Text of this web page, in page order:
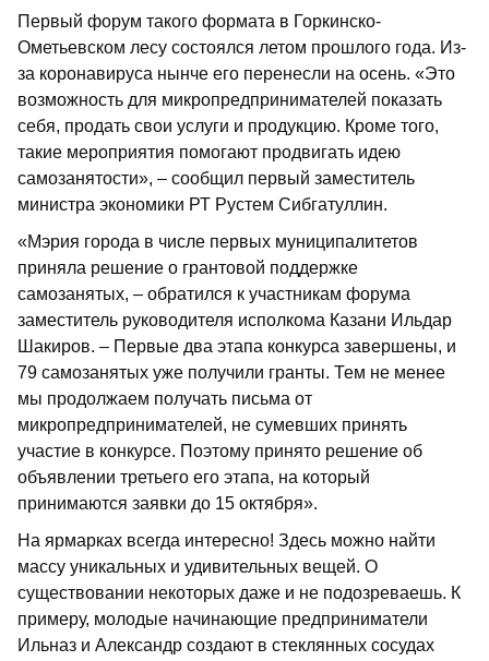
Первый форум такого формата в Горкинско-
Ометьевском лесу состоялся летом прошлого года. Из-
за коронавируса нынче его перенесли на осень. «Это
возможность для микропредпринимателей показать
себя, продать свои услуги и продукцию. Кроме того,
такие мероприятия помогают продвигать идею
самозанятости», – сообщил первый заместитель
министра экономики РТ Рустем Сибгатуллин.
«Мэрия города в числе первых муниципалитетов
приняла решение о грантовой поддержке
самозанятых, – обратился к участникам форума
заместитель руководителя исполкома Казани Ильдар
Шакиров. – Первые два этапа конкурса завершены, и
79 самозанятых уже получили гранты. Тем не менее
мы продолжаем получать письма от
микропредпринимателей, не сумевших принять
участие в конкурсе. Поэтому принято решение об
объявлении третьего его этапа, на который
принимаются заявки до 15 октября».
На ярмарках всегда интересно! Здесь можно найти
массу уникальных и удивительных вещей. О
существовании некоторых даже и не подозреваешь. К
примеру, молодые начинающие предприниматели
Ильназ и Александр создают в стеклянных сосудах